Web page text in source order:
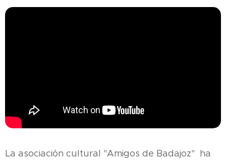
La asociación cultural "Amigos de Badajoz" ha